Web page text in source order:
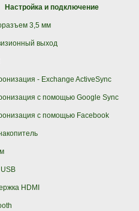
Настройка и подключение
3,5 мм
выход
- Exchange ActiveSync
с помощью Google Sync
с помощью Facebook
HDMI